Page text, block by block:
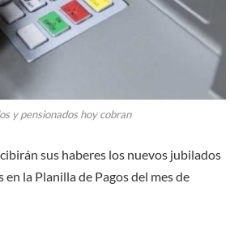
y pensionados hoy cobran
sus haberes los nuevos jubilados
la Planilla de Pagos del mes de